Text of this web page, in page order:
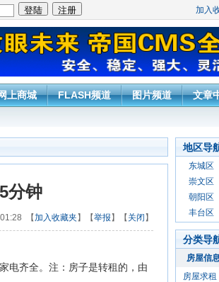
加入
上商城 FLASH频道 图片频道 文章
分钟
【加入收藏夹 】【举报 】【 关闭 】
电齐全。注：房子是转租的，由
地区导
东城区
崇文区
朝阳区
丰台区
分类导
房屋信
房屋求租